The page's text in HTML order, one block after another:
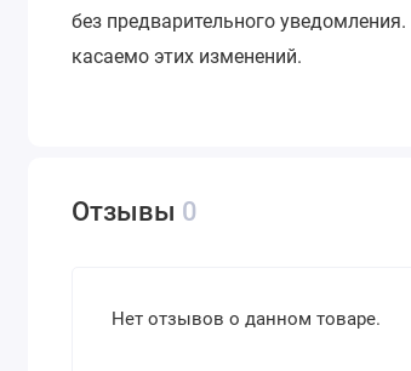
без предварительного уведомления.
касаемо этих изменений.
Отзывы 0
Нет отзывов о данном товаре.